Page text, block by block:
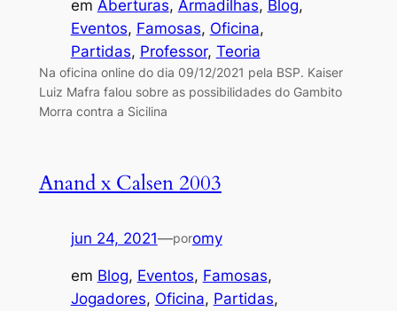
em Aberturas, Armadilhas, Blog
Eventos, Famosas, Oficina
Partidas, Professor, Teoria
Na oficina online do dia 09/12/2021 pela BSP. Kaiser
Luiz Mafra falou sobre as possibilidades do Gambito
Morra contra a Sicilina
Anand x Calsen 2003
jun 24, 2021—poromy
em Blog, Eventos, Famosas
Jogadores, Oficina, Partidas